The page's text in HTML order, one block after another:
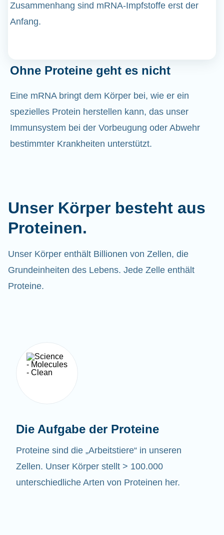
Zusammenhang sind mRNA-Impfstoffe erst der
Anfang.
Ohne Proteine geht es nicht
Eine mRNA bringt dem Körper bei, wie er ein
spezielles Protein herstellen kann, das unser
Immunsystem bei der Vorbeugung oder Abwehr
bestimmter Krankheiten unterstützt.
Unser Körper besteht aus
Proteinen.
Unser Körper enthält Billionen von Zellen, die
Grundeinheiten des Lebens. Jede Zelle enthält
Proteine.
Die Aufgabe der Proteine
Proteine sind die „Arbeitstiere“ in unseren
Zellen. Unser Körper stellt > 100.000
unterschiedliche Arten von Proteinen her.